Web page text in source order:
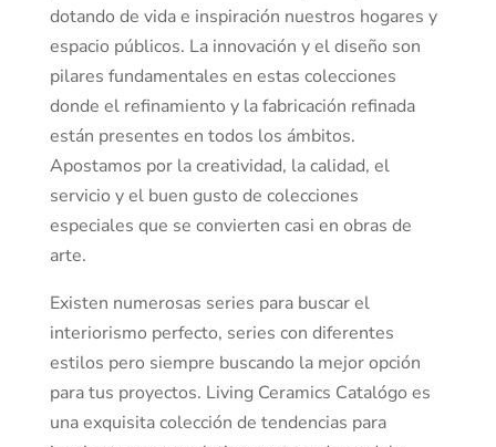
dotando de vida e inspiración nuestros hogares y
espacio públicos. La innovación y el diseño son
pilares fundamentales en estas colecciones
donde el refinamiento y la fabricación refinada
están presentes en todos los ámbitos.
Apostamos por la creatividad, la calidad, el
servicio y el buen gusto de colecciones
especiales que se convierten casi en obras de
arte.
Existen numerosas series para buscar el
interiorismo perfecto, series con diferentes
estilos pero siempre buscando la mejor opción
para tus proyectos. Living Ceramics Catalógo es
una exquisita colección de tendencias para